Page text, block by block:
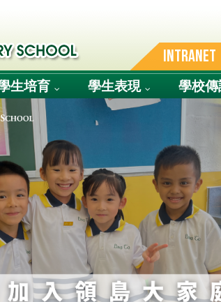
INTRANET
生培育 學生表現 學校